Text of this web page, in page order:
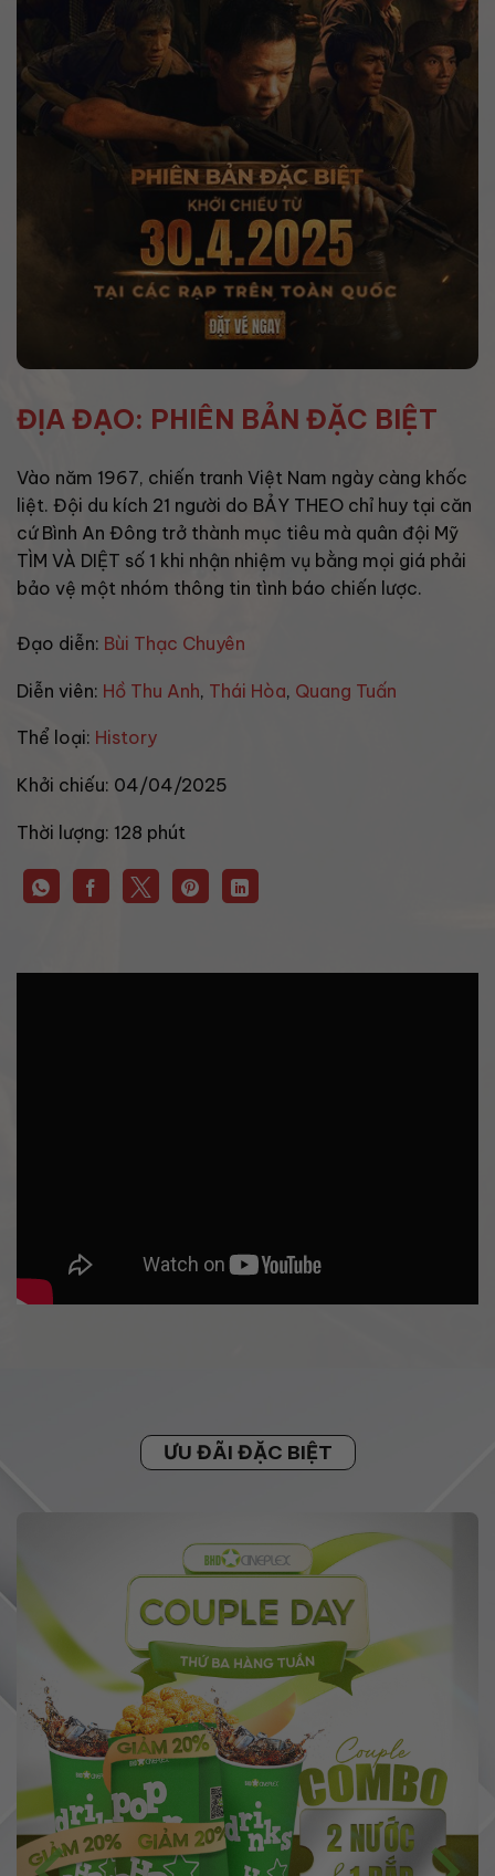
ĐỊA ĐẠO: PHIÊN BẢN ĐẶC BIỆT
Vào năm 1967, chiến tranh Việt Nam ngày càng khốc
liệt. Đội du kích 21 người do BẢY THEO chỉ huy tại căn
cứ Bình An Đông trở thành mục tiêu mà quân đội Mỹ
TÌM VÀ DIỆT số 1 khi nhận nhiệm vụ bằng mọi giá phải
bảo vệ một nhóm thông tin tình báo chiến lược.
Đạo diễn: Bùi Thạc Chuyên
Diễn viên: Hồ Thu Anh, Thái Hòa, Quang Tuấn
Thể loại: History
Khởi chiếu: 04/04/2025
Thời lượng: 128 phút
ƯU ĐÃI ĐẶC BIỆT